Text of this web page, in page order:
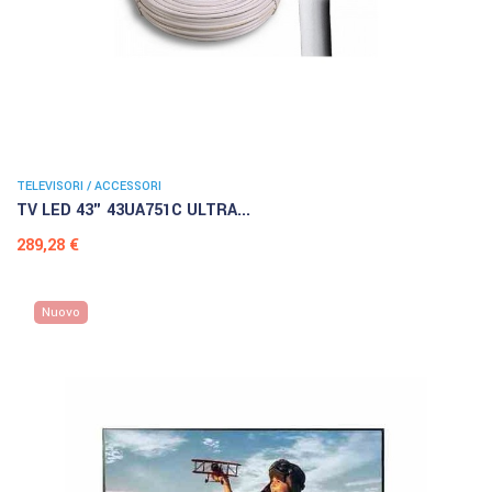
TELEVISORI / ACCESSORI
TV LED 43" 43UA751C ULTRA...
Prezzo
289,28 €
Nuovo